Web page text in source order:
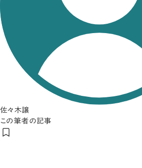
佐々木譲
この筆者の記事